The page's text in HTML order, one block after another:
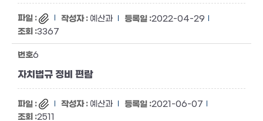
예산과
2022-04-29
3367
6
자치법규 정비 편람
예산과
2021-06-07
2511